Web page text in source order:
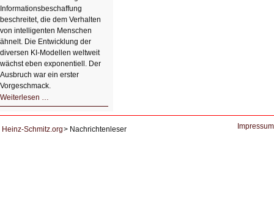
Informationsbeschaffung
beschreitet, die dem Verhalten
von intelligenten Menschen
ähnelt. Die Entwicklung der
diversen KI-Modellen weltweit
wächst eben exponentiell. Der
Ausbruch war ein erster
Vorgeschmack.
Weiterlesen …
Der
KI
Heinz-Schmitz.org Nachrichtenleser Impressum